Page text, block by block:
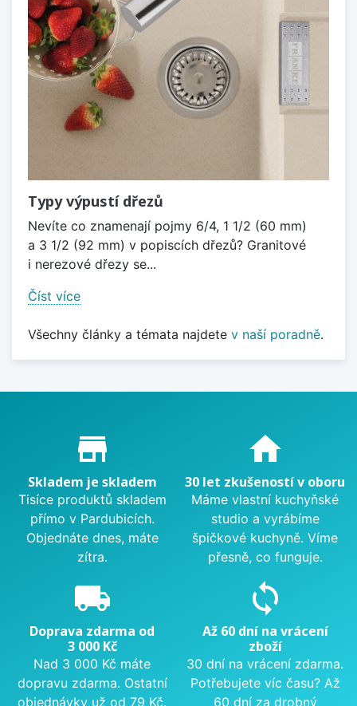
Typy výpustí dřezů
Nevíte co znamenají pojmy 6/4, 1 1/2 (60 mm)
a 3 1/2 (92 mm) v popiscích dřezů? Granitové
i nerezové dřezy se...
Číst více
Všechny články a témata najdete v naší poradně.
Proč nakupovat u nás?
store_mall_directory
Skladem je skladem
Tisíce produktů skladem
přímo v Pardubicích.
Objednáte dnes, máte
zítra.
home
30 let zkušeností v oboru
Máme vlastní kuchyňské
studio a vyrábíme
špičkové kuchyně. Víme
přesně, co funguje.
local_shipping
Doprava zdarma od
3 000 Kč
Nad 3 000 Kč máte
dopravu zdarma. Ostatní
objednávky už od 79 Kč.
sync
Až 60 dní na vrácení
zboží
30 dní na vrácení zdarma.
Potřebujete víc času? Až
60 dní za drobný